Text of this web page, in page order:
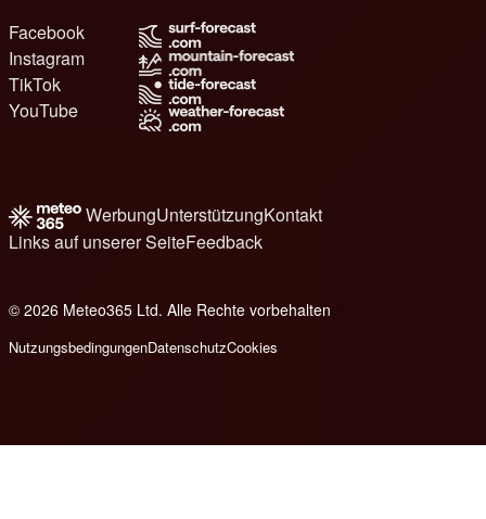
Facebook
Instagram
TikTok
YouTube
WerbungUnterstützungKontakt
Links auf unserer SeiteFeedback
© 2026 Meteo365 Ltd. Alle Rechte vorbehalten
NutzungsbedingungenDatenschutzCookies